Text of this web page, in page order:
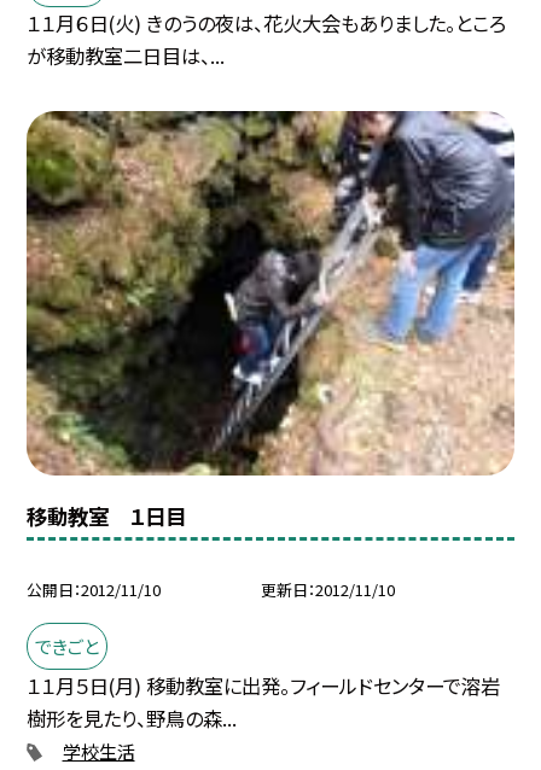
１１月６日(火) きのうの夜は、花火大会もありました。ところ
が移動教室二日目は、...
移動教室 １日目
公開日 2012/11/10 更新日 2012/11/10
できごと
１１月５日(月) 移動教室に出発。フィールドセンターで溶岩
樹形を見たり、野鳥の森...
学校生活